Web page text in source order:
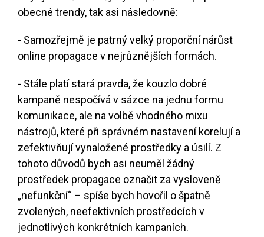
obecné trendy, tak asi následovně:
- Samozřejmě je patrný velký proporční nárůst
online propagace v nejrůznějších formách.
- Stále platí stará pravda, že kouzlo dobré
kampaně nespočívá v sázce na jednu formu
komunikace, ale na volbě vhodného mixu
nástrojů, které při správném nastavení korelují a
zefektivňují vynaložené prostředky a úsilí. Z
tohoto důvodů bych asi neuměl žádný
prostředek propagace označit za vysloveně
„nefunkční“ – spíše bych hovořil o špatně
zvolených, neefektivních prostředcích v
jednotlivých konkrétních kampaních.